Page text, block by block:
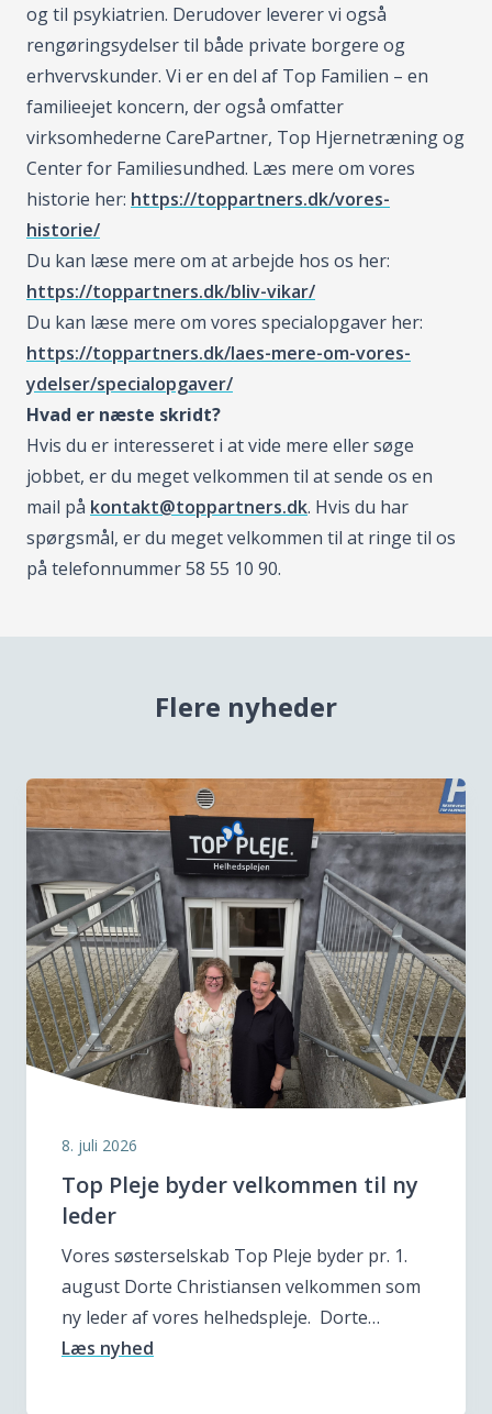
og til psykiatrien. Derudover leverer vi også
rengøringsydelser til både private borgere og
erhvervskunder. Vi er en del af Top Familien – en
familieejet koncern, der også omfatter
virksomhederne CarePartner, Top Hjernetræning og
Center for Familiesundhed. Læs mere om vores
historie her: https://toppartners.dk/vores-
historie/
Du kan læse mere om at arbejde hos os her:
https://toppartners.dk/bliv-vikar/
Du kan læse mere om vores specialopgaver her:
https://toppartners.dk/laes-mere-om-vores-
ydelser/specialopgaver/
Hvad er næste skridt?
Hvis du er interesseret i at vide mere eller søge
jobbet, er du meget velkommen til at sende os en
mail på kontakt@toppartners.dk. Hvis du har
spørgsmål, er du meget velkommen til at ringe til os
på telefonnummer 58 55 10 90.
Flere nyheder
8. juli 2026
Top Pleje byder velkommen til ny
leder
Vores søsterselskab Top Pleje byder pr. 1.
august Dorte Christiansen velkommen som
ny leder af vores helhedspleje. Dorte…
Læs nyhed